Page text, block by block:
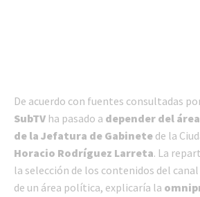
De acuerdo con fuentes consultadas
SubTV ha pasado a depender del
de la Jefatura de Gabinete de la
Horacio Rodríguez Larreta. La
la selección de los contenidos del
de un área política, explicaría la